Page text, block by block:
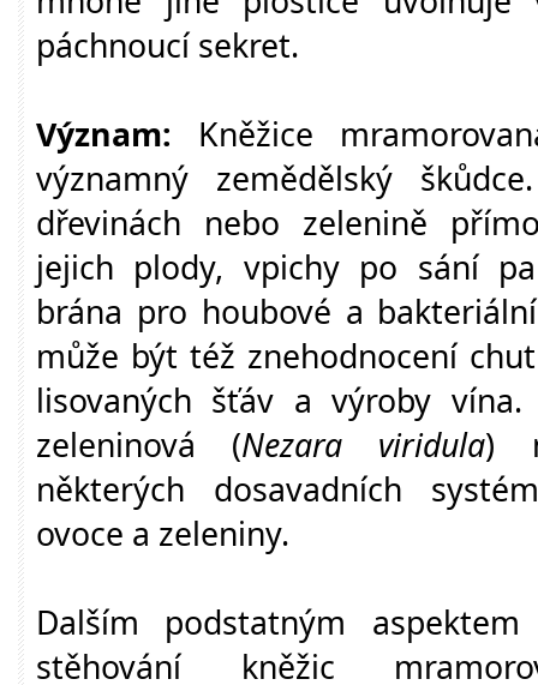
páchnoucí sekret.
Význam: Kněžice
významný zemědělský
dřevinách nebo zelenině
jejich plody, vpichy po sání
brána pro houbové a
může být též znehodnocení
lisovaných šťáv a výroby
zeleninová (Nezara viridula)
některých dosavadních
ovoce a zeleniny.
Dalším podstatným
stěhování kněžic